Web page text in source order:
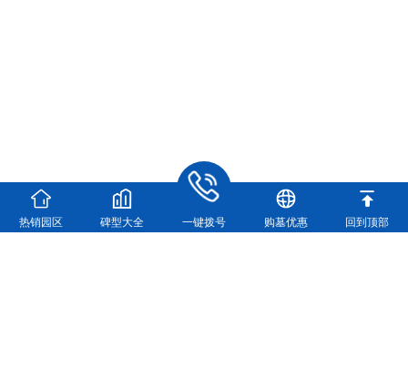
热销园区 碑型大全 一键拨号 购墓优惠 回到顶部